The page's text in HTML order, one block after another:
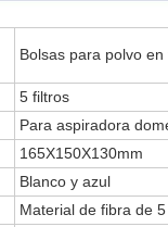
Bolsas para polvo
5 filtros
Para aspiradora
165X150X130mm
Blanco y azul
Material de fibra de